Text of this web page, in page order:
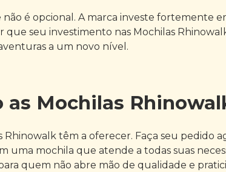
é opcional. A marca investe fortemente
seu investimento nas Mochilas
a um novo nível.
Mochilas
têm a oferecer. Faça seu pedido
mochila que atende a todas suas
quem não abre mão de qualidade e